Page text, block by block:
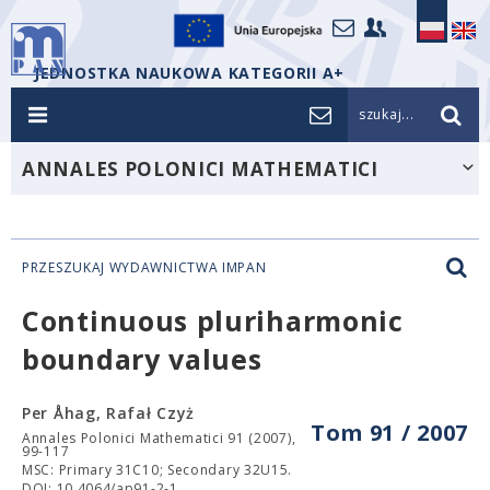
JEDNOSTKA NAUKOWA KATEGORII A+
szukaj...
ANNALES POLONICI MATHEMATICI
PRZESZUKAJ WYDAWNICTWA IMPAN
Continuous pluriharmonic
boundary values
Tom 91 / 2007
Per Åhag, Rafał Czyż
Annales Polonici Mathematici 91 (2007),
99-117
MSC: Primary 31C10; Secondary 32U15.